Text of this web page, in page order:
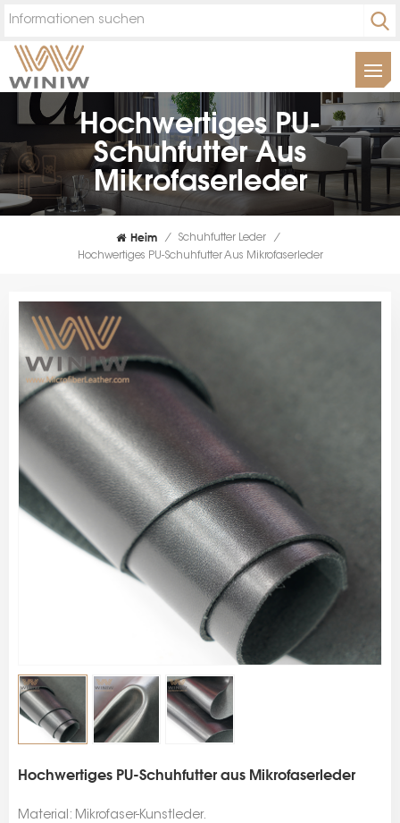
Hochwertiges PU-
Schuhfutter Aus
Mikrofaserleder
Heim / Schuhfutter Leder
/
Hochwertiges PU-Schuhfutter Aus Mikrofaserleder
Hochwertiges PU-Schuhfutter aus Mikrofaserleder
Material: Mikrofaser-Kunstleder.